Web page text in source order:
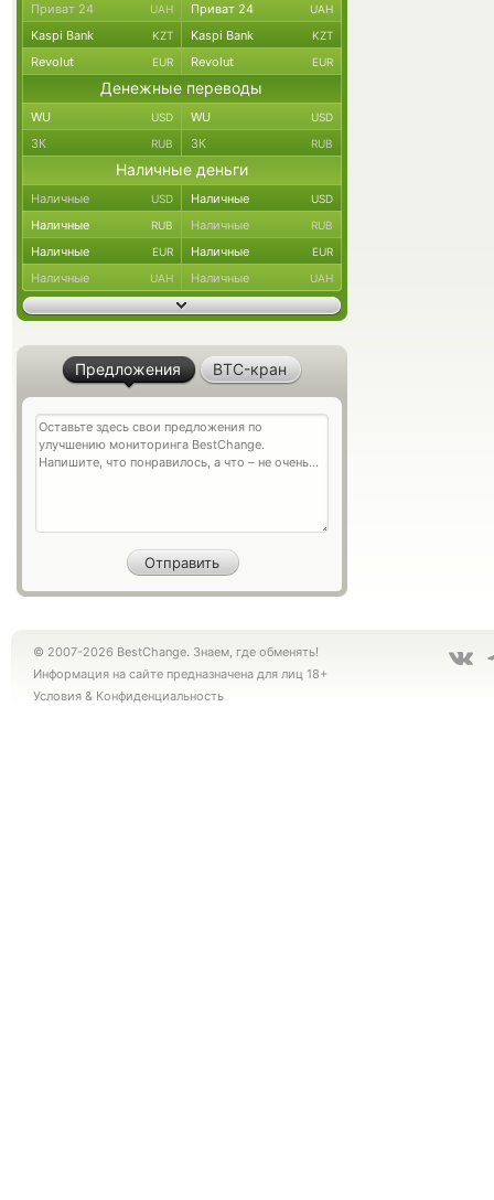
Приват 24 UAH Приват 24 UAH
Kaspi Bank KZT Kaspi Bank KZT
Revolut EUR Revolut EUR
Денежные переводы
WU USD WU USD
ЗК RUB ЗК RUB
Наличные деньги
Наличные USD Наличные USD
Наличные RUB Наличные RUB
Наличные EUR Наличные EUR
Наличные UAH Наличные UAH
Предложения BTC-кран
© 2007-2026 BestChange. Знаем, где обменять!
Информация на сайте предназначена для лиц 18+
Условия & Конфиденциальность